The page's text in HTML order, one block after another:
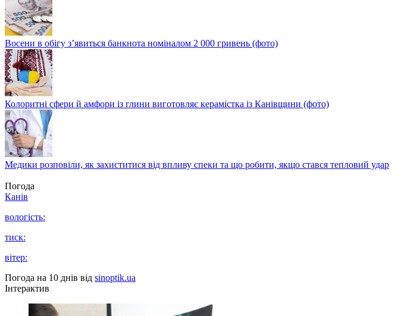
Восени в обігу з’явиться банкнота номіналом 2 000 гривень (фото)
Колоритні сфери й амфори із глини виготовляє керамістка із Канівщини (фото)
Медики розповіли, як захиститися від впливу спеки та що робити, якщо стався тепловий удар
Погода
Канів
вологість:
тиск:
вітер:
Погода на 10 днів від sinoptik.ua
Інтерактив